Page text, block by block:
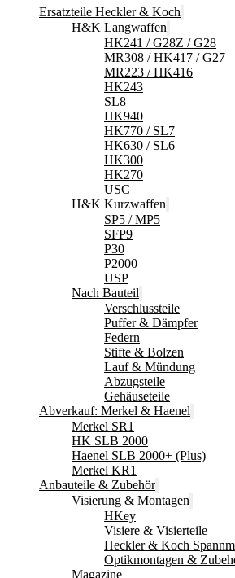
Ersatzteile Heckler & Koch
H&K Langwaffen
HK241 / G28Z / G28
MR308 / HK417 / G27
MR223 / HK416
HK243
SL8
HK940
HK770 / SL7
HK630 / SL6
HK300
HK270
USC
H&K Kurzwaffen
SP5 / MP5
SFP9
P30
P2000
USP
Nach Bauteil
Verschlussteile
Puffer & Dämpfer
Federn
Stifte & Bolzen
Lauf & Mündung
Abzugsteile
Gehäuseteile
Abverkauf: Merkel & Haenel
Merkel SR1
HK SLB 2000
Haenel SLB 2000+ (Plus)
Merkel KR1
Anbauteile & Zubehör
Visierung & Montagen
HKey
Visiere & Visierteile
Heckler & Koch
Optikmontagen &
Magazine